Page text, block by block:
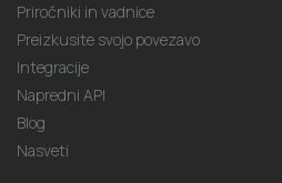
Priročniki in vadnice
Preizkusite svojo povezavo
Integracije
Napredni API
Blog
Nasveti